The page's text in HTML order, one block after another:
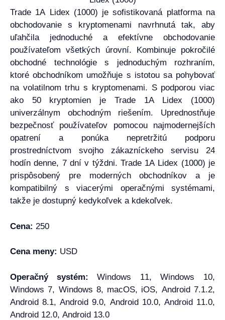
Trade 1A Lidex (1000) je sofistikovaná platforma na
obchodovanie s kryptomenami navrhnutá tak, aby
uľahčila jednoduché a efektívne obchodovanie
používateľom všetkých úrovní. Kombinuje pokročilé
obchodné technológie s jednoduchým rozhraním,
ktoré obchodníkom umožňuje s istotou sa pohybovať
na volatilnom trhu s kryptomenami. S podporou viac
ako 50 kryptomien je Trade 1A Lidex (1000)
univerzálnym obchodným riešením. Uprednostňuje
bezpečnosť používateľov pomocou najmodernejších
opatrení a ponúka nepretržitú podporu
prostredníctvom svojho zákazníckeho servisu 24
hodín denne, 7 dní v týždni. Trade 1A Lidex (1000) je
prispôsobený pre moderných obchodníkov a je
kompatibilný s viacerými operačnými systémami,
takže je dostupný kedykoľvek a kdekoľvek.
Cena: 250
Cena meny: USD
Operačný systém: Windows 11, Windows 10,
Windows 7, Windows 8, macOS, iOS, Android 7.1.2,
Android 8.1, Android 9.0, Android 10.0, Android 11.0,
Android 12.0, Android 13.0